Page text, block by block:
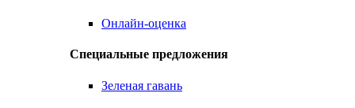
Онлайн-оценка
Специальные предложения
Зеленая гавань